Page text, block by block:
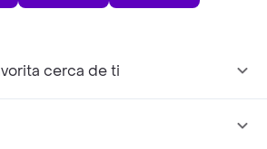
cerca de ti